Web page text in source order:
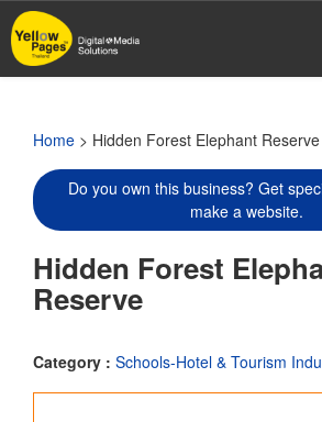
Skip
to
main
Home > Hidden Forest Elephant Reserve
Do you own this business? Get
make a website.
Hidden Forest
Reserve
Category : Schools-Hotel & Tourism